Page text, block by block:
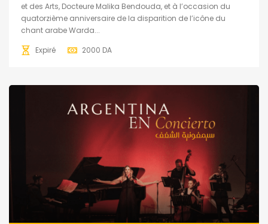
et des Arts, Docteure Malika Bendouda, et à l’occasion du
quatorzième anniversaire de la disparition de l’icône du
chant arabe Warda...
Expiré
2000 DA